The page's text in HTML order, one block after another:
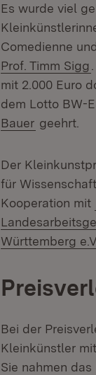
Es wurde viel
Comedienne
Prof. Timm Sigg
mit 2.000 Euro
dem Lotto BW-
Bauer (Öffnet in
geehrt.
Der
für
Kooperation mit
Württemberg e.V.
Bei der
Kleinkünstler
Sie nahmen